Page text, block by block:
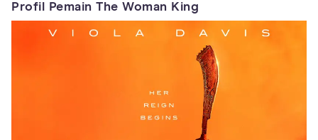
Profil Pemain The Woman King